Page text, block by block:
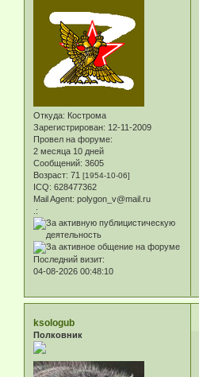
Откуда: Кострома
Зарегистрирован: 12-11-2009
Провел на форуме:
2 месяца 10 дней
Сообщений: 3605
Возраст: 71 [1954-10-06]
ICQ: 628477362
Mail Agent: polygon_v@mail.ru
.:
Последний визит:
04-08-2026 00:48:10
ksologub
Полковник